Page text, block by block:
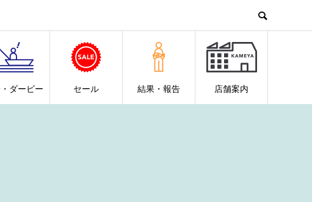
ダービー セール 結果・報告 店舗案内